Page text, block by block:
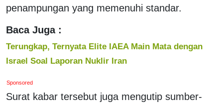
penampungan yang memenuhi standar.
Baca Juga :
Terungkap, Ternyata Elite IAEA Main Mata dengan
Israel Soal Laporan Nuklir Iran
Sponsored
Surat kabar tersebut juga mengutip sumber-